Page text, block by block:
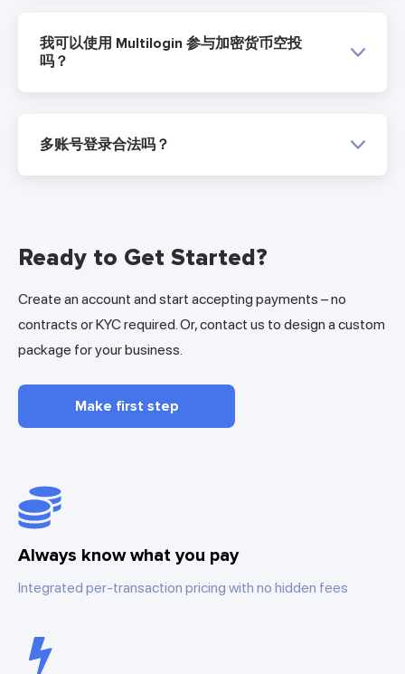
我可以使用 Multilogin 参与加密货币空投
吗？
多账号登录合法吗？
Ready to Get Started?
Create an account and start accepting payments – no
contracts or KYC required. Or, contact us to design a custom
package for your business.
Make first step
Always know what you pay
Integrated per-transaction pricing with no hidden fees